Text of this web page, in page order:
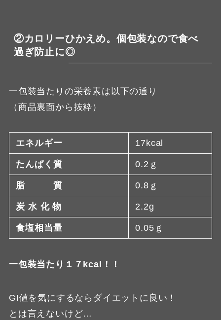
②カロリーひかえめ。個包装なので食べ
過ぎ防止に◎
一包装当たりの栄養素は以下の通り
（商品裏面から抜粋）
エネルギー 17kcal
たんぱく質 0.2ｇ
脂 質 0.8ｇ
炭 水 化 物 2.2g
食塩相当量 0.05ｇ
一包装当たり１７kcal！！
GI値を気にするならダイエットに良い！
とは言えないけど…